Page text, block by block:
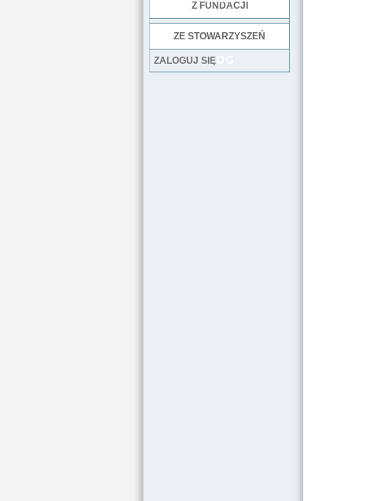
Z FUNDACJI
ZE STOWARZYSZEŃ
LOG
ZALOGUJ SIĘ